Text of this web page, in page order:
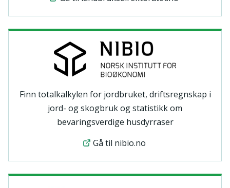
Finn totalkalkylen for jordbruket, driftsregnskap i
jord- og skogbruk og statistikk om
bevaringsverdige husdyrraser
Gå til nibio.no